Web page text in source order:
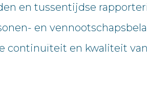
en tussentijdse
en
continuïteit en kwaliteit